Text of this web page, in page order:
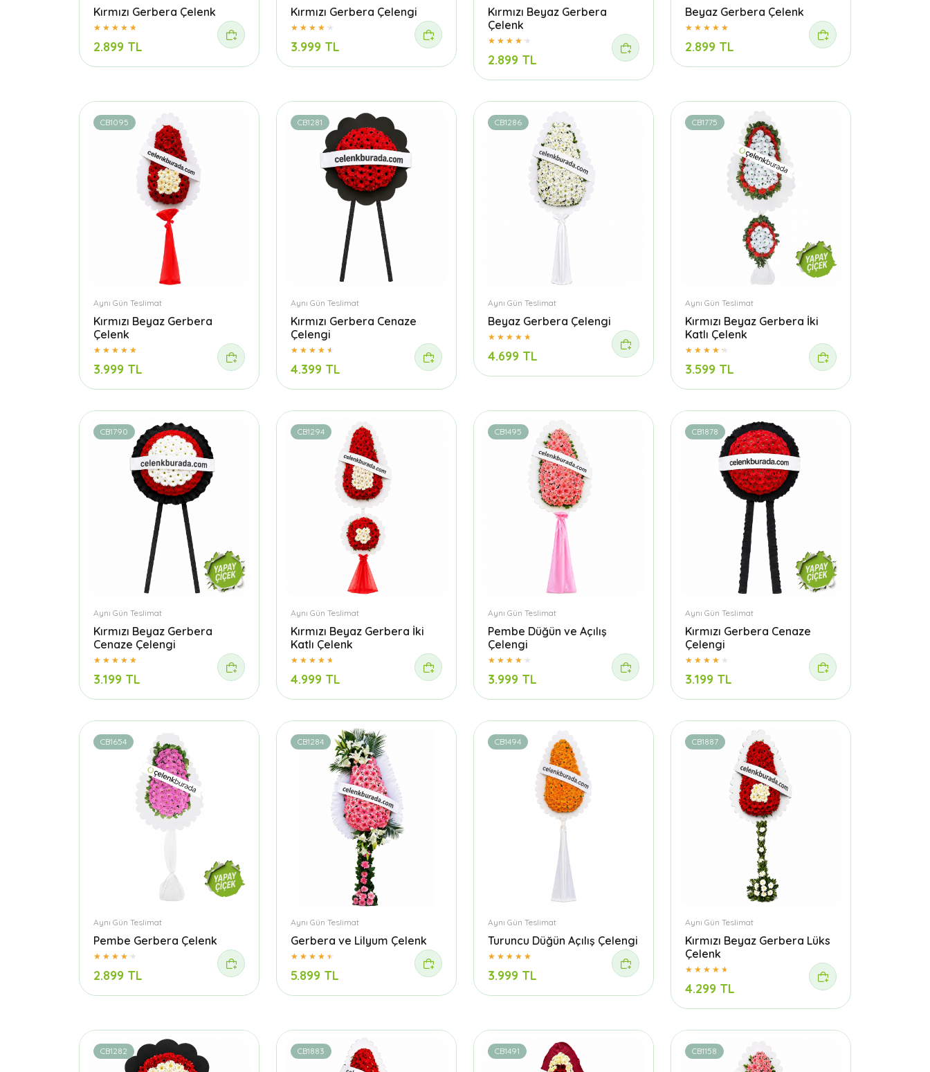
Kırmızı Gerbera Çelenk
2.899 TL
Kırmızı Gerbera Çelengi
3.999 TL
Kırmızı Beyaz Gerbera
Çelenk
2.899 TL
Beyaz Gerbera Çelenk
2.899 TL
CB1095
Aynı Gün Teslimat
Kırmızı Beyaz Gerbera
Çelenk
3.999 TL
CB1281
Aynı Gün Teslimat
Kırmızı Gerbera Cenaze
Çelengi
4.399 TL
CB1286
Aynı Gün Teslimat
Beyaz Gerbera Çelengi
4.699 TL
CB1775
Aynı Gün Teslimat
Kırmızı Beyaz Gerbera İki
Katlı Çelenk
3.599 TL
CB1790
Aynı Gün Teslimat
Kırmızı Beyaz Gerbera
Cenaze Çelengi
3.199 TL
CB1294
Aynı Gün Teslimat
Kırmızı Beyaz Gerbera İki
Katlı Çelenk
4.999 TL
CB1495
Aynı Gün Teslimat
Pembe Düğün ve Açılış
Çelengi
3.999 TL
CB1878
Aynı Gün Teslimat
Kırmızı Gerbera Cenaze
Çelengi
3.199 TL
CB1654
Aynı Gün Teslimat
Pembe Gerbera Çelenk
2.899 TL
CB1284
Aynı Gün Teslimat
Gerbera ve Lilyum Çelenk
5.899 TL
CB1494
Aynı Gün Teslimat
Turuncu Düğün Açılış Çelengi
3.999 TL
CB1887
Aynı Gün Teslimat
Kırmızı Beyaz Gerbera Lüks
Çelenk
4.299 TL
CB1282 CB1883 CB1491 CB1158